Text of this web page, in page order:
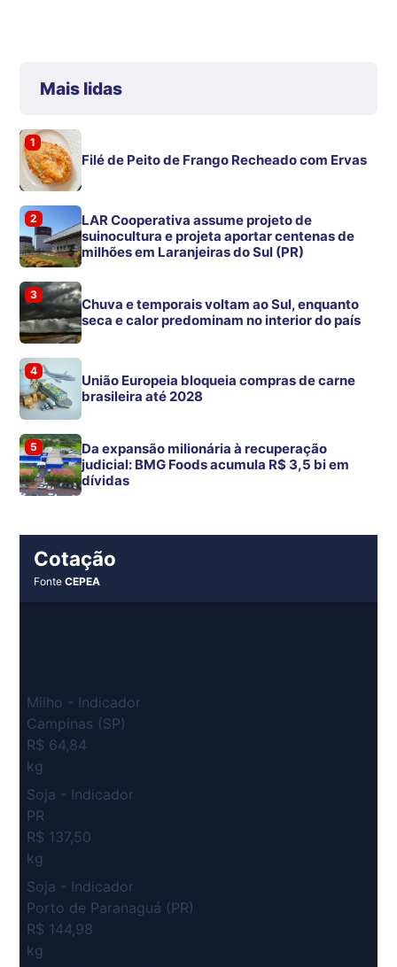
Mais lidas
1
Filé de Peito de Frango Recheado com Ervas
2
LAR Cooperativa assume projeto de
suinocultura e projeta aportar centenas de
milhões em Laranjeiras do Sul (PR)
3
Chuva e temporais voltam ao Sul, enquanto
seca e calor predominam no interior do país
4
União Europeia bloqueia compras de carne
brasileira até 2028
5
Da expansão milionária à recuperação
judicial: BMG Foods acumula R$ 3,5 bi em
dívidas
Cotação
FonteCEPEA
Milho - Indicador
Campinas (SP)
R$ 64,84
kg
Soja - Indicador
PR
R$ 137,50
kg
Soja - Indicador
Porto de Paranaguá (PR)
R$ 144,98
kg